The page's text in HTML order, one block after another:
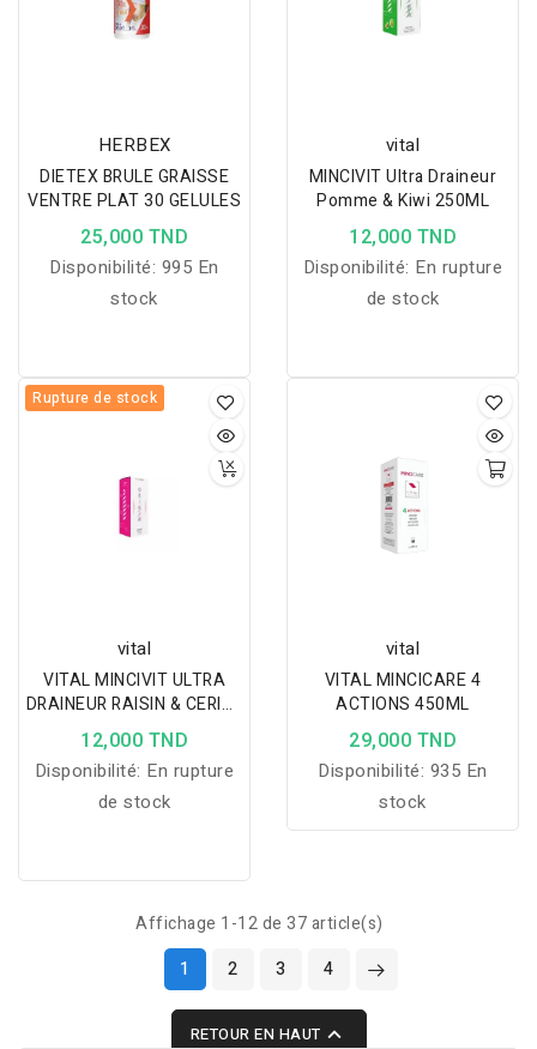
HERBEX
DIETEX BRULE GRAISSE
VENTRE PLAT 30 GELULES
25,000 TND
Disponibilité: 995 En
stock
vital
MINCIVIT Ultra Draineur
Pomme & Kiwi 250ML
12,000 TND
Disponibilité: En rupture
de stock
Rupture de stock
vital
VITAL MINCIVIT ULTRA
DRAINEUR RAISIN & CERISE
250ML
12,000 TND
Disponibilité: En rupture
de stock
vital
VITAL MINCICARE 4
ACTIONS 450ML
29,000 TND
Disponibilité: 935 En
stock
Affichage 1-12 de 37 article(s)
1
2 3 4
RETOUR EN HAUT 